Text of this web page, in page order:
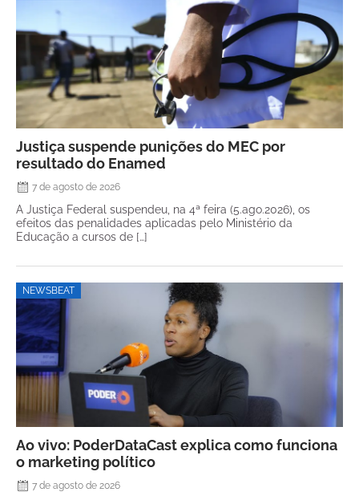
Justiça suspende punições do MEC por
resultado do Enamed
7 de agosto de 2026
A Justiça Federal suspendeu, na 4ª feira (5.ago.2026), os
efeitos das penalidades aplicadas pelo Ministério da
Educação a cursos de […]
NEWSBEAT
Ao vivo: PoderDataCast explica como funciona
o marketing político
7 de agosto de 2026